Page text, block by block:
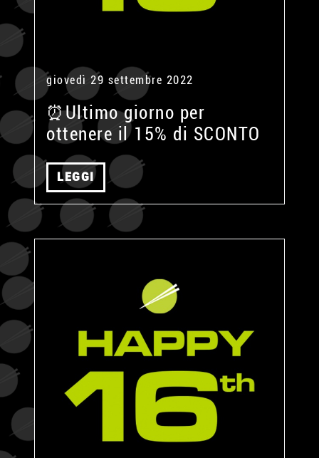
giovedì 29 settembre 2022
⏰Ultimo giorno per
ottenere il 15% di SCONTO
LEGGI